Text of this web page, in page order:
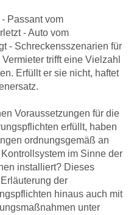
Passant vom
- Auto vom
- Schreckensszenarien für
trifft eine Vielzahl
Erfüllt er sie nicht, haftet
Voraussetzungen für die
erfüllt, haben
ordnungsgemäß an
im Sinne der
installiert? Dieses
der
hinaus auch mit
unter